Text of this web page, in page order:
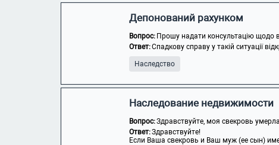
Депонований рахунком
Вопрос: Прошу надати консультацію щодо
Ответ:Спадкову справу у такій ситуації
Наследство
Наследование недвижимости
Вопрос:Здравствуйте, моя свекровь
Ответ:Здравствуйте!
Если Ваша свекровь и Ваш муж (ее сын)